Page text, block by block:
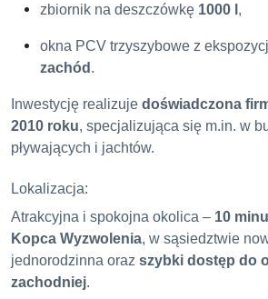
zbiornik na deszczówkę 1000 l ,
okna PCV trzyszybowe z
zachód .
Inwestycję realizuje doświadczona
2010 roku, specjalizująca się m.in. w
pływających i jachtów.
Lokalizacja:
Atrakcyjna i spokojna okolica – 10
Kopca Wyzwolenia, w sąsiedztwie
jednorodzinna oraz szybki dostęp do
zachodniej.